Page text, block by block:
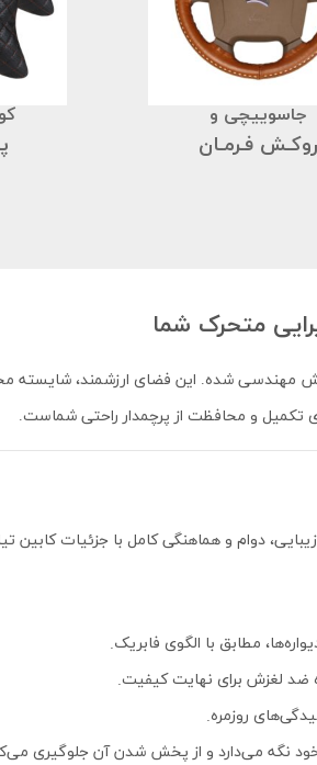
جاسوییچی و
روکـش فـرمـان
متحرک شما
مهندسی شده. این فضای ارزشمند،
تکمیل و محافظت از پرچمدار راحتی شماست.
دوام و هماهنگی کامل با جزئیات کابین
مطابق با الگوی فابریک.
ضد لغزش برای نهایت کیفیت.
روزمره.
خود نگه می‌دارد و از پخش شدن آن جلوگیری